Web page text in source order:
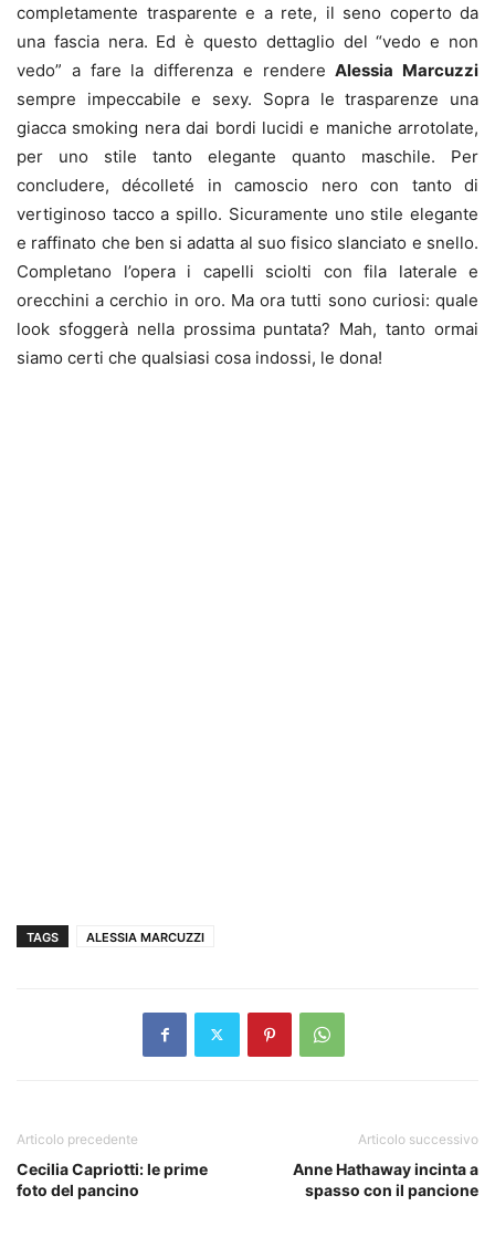
completamente trasparente e a rete, il seno coperto da
una fascia nera. Ed è questo dettaglio del “vedo e non
vedo” a fare la differenza e rendereAlessia Marcuzzi
sempre impeccabile e sexy. Sopra le trasparenze una
giacca smoking nera dai bordi lucidi e maniche arrotolate,
per uno stile tanto elegante quanto maschile. Per
concludere, décolleté in camoscio nero con tanto di
vertiginoso tacco a spillo. Sicuramente uno stile elegante
e raffinato che ben si adatta al suo fisico slanciato e snello.
Completano l’opera i capelli sciolti con fila laterale e
orecchini a cerchio in oro. Ma ora tutti sono curiosi: quale
look sfoggerà nella prossima puntata? Mah, tanto ormai
siamo certi che qualsiasi cosa indossi, le dona!
TAGS ALESSIA MARCUZZI
Articolo precedente
Cecilia Capriotti: le prime
foto del pancino
Articolo successivo
Anne Hathaway incinta a
spasso con il pancione